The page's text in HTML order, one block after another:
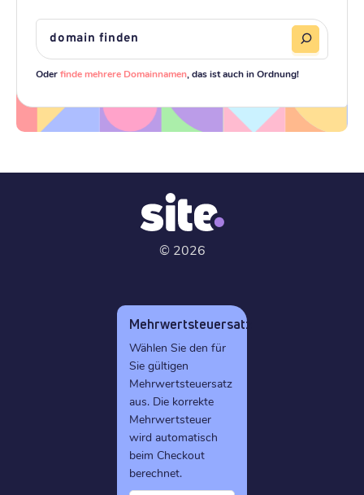
Oderfinde mehrere Domainnamen , das ist auch in Ordnung!
© 2026
Mehrwertsteuersatz
Wählen Sie den für
Sie gültigen
Mehrwertsteuersatz
aus. Die korrekte
Mehrwertsteuer
wird automatisch
beim Checkout
berechnet.